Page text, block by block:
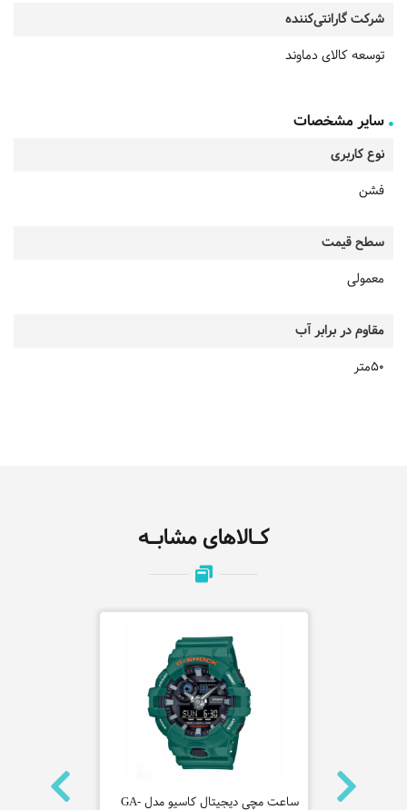
شرکت گارانتی‌کننده
توسعه کالای دماوند
سایر مشخصات
نوع کاربری
فشن
سطح قیمت
معمولی
مقاوم در برابر آب
50متر
کـالاهای مشابـه
ساعت مچی عقربه ایی کاسیو مدل GA-